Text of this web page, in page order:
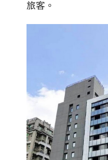
旅客。